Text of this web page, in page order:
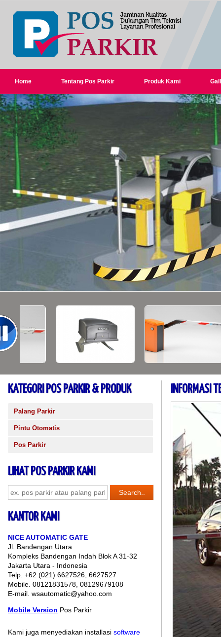
Home Tentang Pos Parkir Produk Kami
KATEGORI POS PARKIR & PRODUK
Palang Parkir
Pintu Otomatis
Pos Parkir
LIHAT POS PARKIR KAMI
KANTOR KAMI
NICE AUTOMATIC GATE
Jl. Bandengan Utara
Kompleks Bandengan Indah Blok A 31-32
Jakarta Utara - Indonesia
Telp. +62 (021) 6627526, 6627527
Mobile. 08121831578, 08129679108
E-mail. wsautomatic@yahoo.com
Mobile Version Pos Parkir
Kami juga menyediakan installasi software
INFORMASI